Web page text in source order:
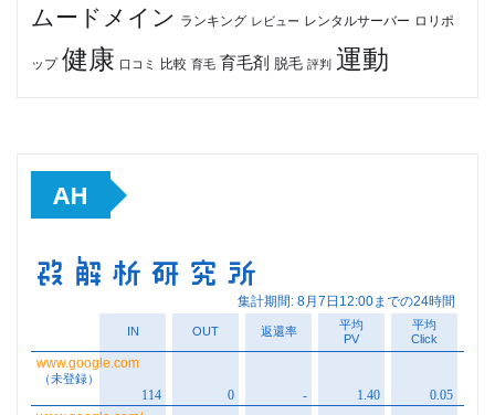
ムードメイン ランキング レビュー レンタルサーバー ロリポ
ップ 健康 口コミ 比較 育毛 育毛剤 脱毛 評判 運動
AH